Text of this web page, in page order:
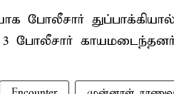
போலீசார்
3 போலீசார்